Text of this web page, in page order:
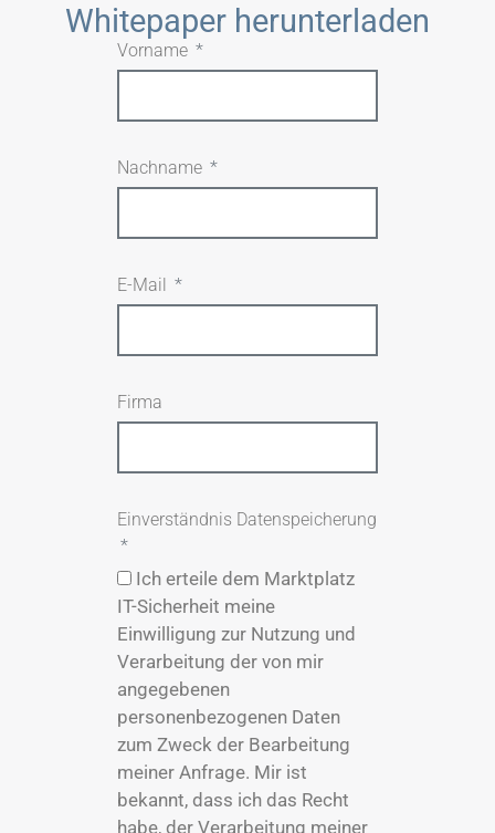
Whitepaper herunterladen
Vorname
Nachname
E-Mail
Firma
Einverständnis Datenspeicherung
Ich erteile dem Marktplatz
IT-Sicherheit meine
Einwilligung zur Nutzung und
Verarbeitung der von mir
angegebenen
personenbezogenen Daten
zum Zweck der Bearbeitung
meiner Anfrage. Mir ist
bekannt, dass ich das Recht
habe, der Verarbeitung meiner